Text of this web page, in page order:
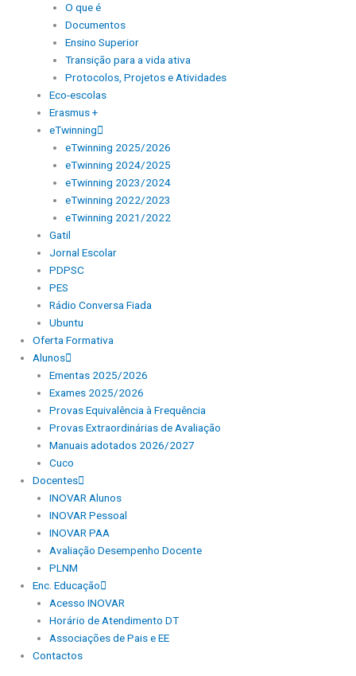
O que é
Documentos
Ensino Superior
Transição para a vida ativa
Protocolos, Projetos e Atividades
Eco-escolas
Erasmus +
eTwinning
eTwinning 2025/2026
eTwinning 2024/2025
eTwinning 2023/2024
eTwinning 2022/2023
eTwinning 2021/2022
Gatil
Jornal Escolar
PDPSC
PES
Rádio Conversa Fiada
Ubuntu
Oferta Formativa
Alunos
Ementas 2025/2026
Exames 2025/2026
Provas Equivalência à Frequência
Provas Extraordinárias de Avaliação
Manuais adotados 2026/2027
Cuco
Docentes
INOVAR Alunos
INOVAR Pessoal
INOVAR PAA
Avaliação Desempenho Docente
PLNM
Enc. Educação
Acesso INOVAR
Horário de Atendimento DT
Associações de Pais e EE
Contactos